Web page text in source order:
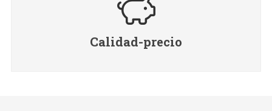
Calidad-precio